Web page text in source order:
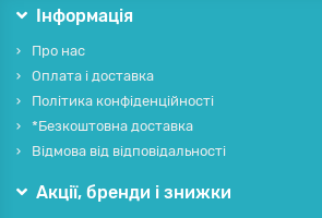
Інформація
Про нас
Оплата і доставка
Політика конфіденційності
*Безкоштовна доставка
Відмова від відповідальності
Акції, бренди і знижки